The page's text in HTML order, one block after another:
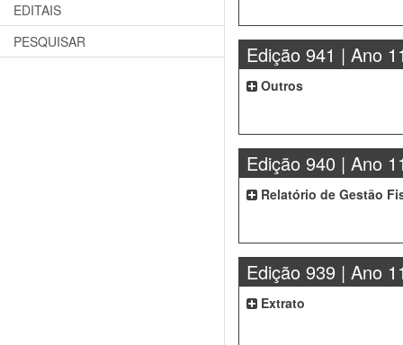
EDITAIS
PESQUISAR
Edição 941 | Ano
Outros
Edição 940 | Ano
Relatório de Gestão
Edição 939 | Ano
Extrato